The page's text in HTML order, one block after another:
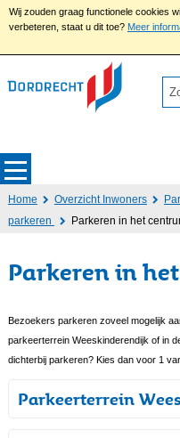
Wij zouden graag functionele cookies
verbeteren, staat u dit toe? Meer
Home Overzicht Inwoners
parkeren
Parkeren in het
Parkeren in
Bezoekers parkeren zoveel mogelijk
parkeerterrein Weeskinderendijk of in
dichterbij parkeren? Kies dan voor 1
Parkeerterrein